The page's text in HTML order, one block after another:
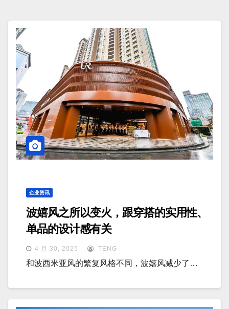
企业资讯
波嬉风之所以变火，跟穿搭的实用性、
单品的设计感有关
4 月 30, 2025 TENG
和波西米亚风的繁复风格不同，波嬉风减少了…